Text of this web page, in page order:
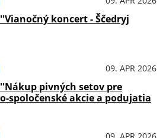
koncert - Ščedryj
09. APR 2026
pivných setov pre
spoločenské akcie a podujatia